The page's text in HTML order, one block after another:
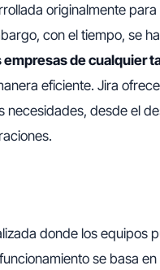
originalmente
con el tiempo, se
empresas de cualquier
eficiente. Jira
desde el
donde los equipos
se basa